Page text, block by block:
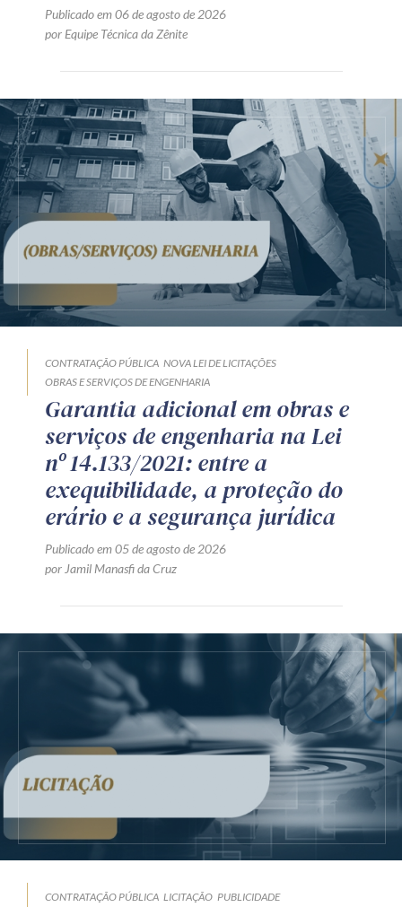
Publicado em 06 de agosto de 2026
por Equipe Técnica da Zênite
CONTRATAÇÃO PÚBLICA NOVA LEI DE LICITAÇÕES
OBRAS E SERVIÇOS DE ENGENHARIA
Garantia adicional em obras e
serviços de engenharia na Lei
nº 14.133/2021: entre a
exequibilidade, a proteção do
erário e a segurança jurídica
Publicado em 05 de agosto de 2026
por Jamil Manasfi da Cruz
CONTRATAÇÃO PÚBLICA LICITAÇÃO PUBLICIDADE